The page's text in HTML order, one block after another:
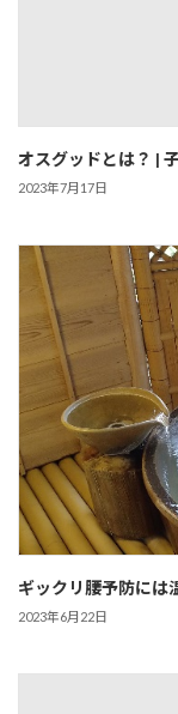
オスグッドとは？ |
2023年7月17日
ギックリ腰予防には
2023年6月22日